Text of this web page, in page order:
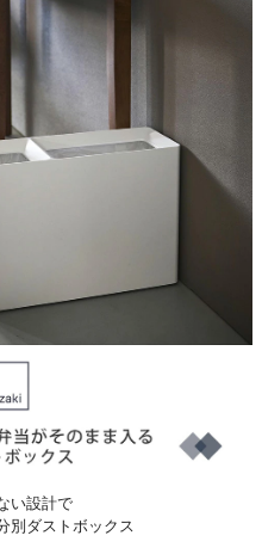
い設計で
別ダストボックス